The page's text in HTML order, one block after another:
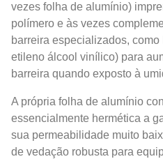
vezes folha de alumínio)
polímero e às vezes
barreira especializados,
etileno álcool vinílico) para
barreira quando exposto à
A própria folha de alumínio
essencialmente hermética a
sua permeabilidade muito
de vedação robusta para